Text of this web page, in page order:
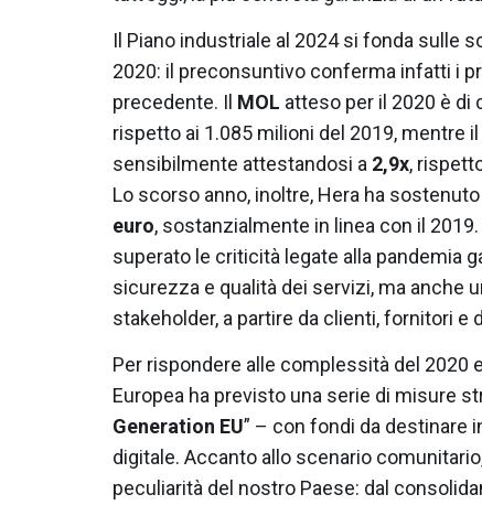
Il Piano industriale al 2024 si fonda sulle
2020: il preconsuntivo conferma infatti i
precedente. Il MOL atteso per il 2020 è di
rispetto ai 1.085 milioni del 2019, mentre
sensibilmente attestandosi a 2,9x,
Lo scorso anno, inoltre, Hera ha sostenuto
euro, sostanzialmente in linea con il
superato le criticità legate alla pandemia
sicurezza e qualità dei servizi, ma anche
stakeholder, a partire da clienti, fornitori e
Per rispondere alle complessità del 2020
Europea ha previsto una serie di misure
Generation EU” – con fondi da destinare
digitale. Accanto allo scenario
peculiarità del nostro Paese: dal